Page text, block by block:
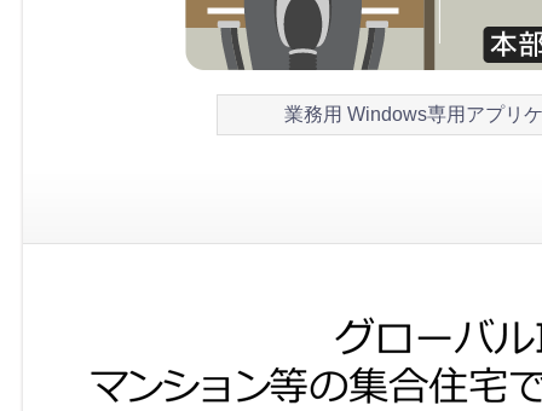
業務用 Windows専用アプリ